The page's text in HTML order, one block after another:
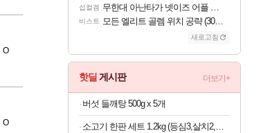
O
O
섭컬겜 무한대 아난타가 넷이즈 어플 달력에 일정 등록
비스트 모든 엘리트 골렘 위치 공략 (30개) - 방랑 결투가
새로고침
핫딜 게시판 더보기+
버섯 들깨탕 500g x 5개
소고기 한판 세트 1.2kg (등심3,살치2,부채2,갈비2,우삼겹3) (100g당 2,658원)